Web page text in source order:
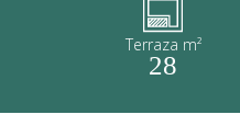
Terraza m²
28